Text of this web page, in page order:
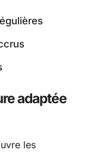
adaptée
les